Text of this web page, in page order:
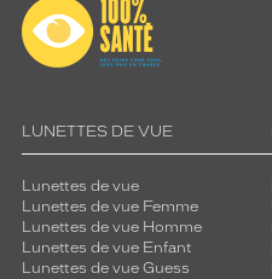
LUNETTES DE VUE
Lunettes de vue
Lunettes de vue Femme
Lunettes de vue Homme
Lunettes de vue Enfant
Lunettes de vue Guess